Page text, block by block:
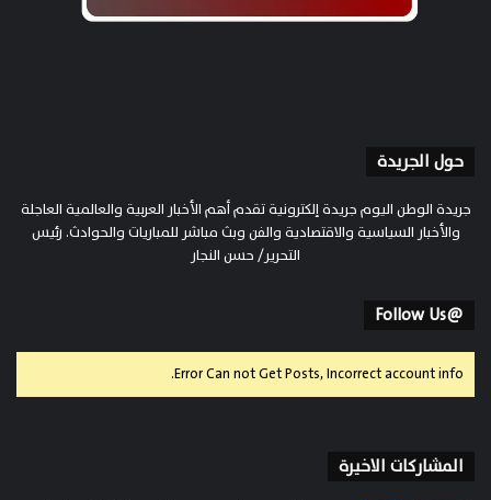
حول الجريدة
جريدة الوطن اليوم جريدة إلكترونية تقدم أهم الأخبار العربية والعالمية العاجلة
والأخبار السياسية والاقتصادية والفن وبث مباشر للمباريات والحوادث. رئيس
التحرير/ حسن النجار
@Follow Us
Error Can not Get Posts, Incorrect account info.
المشاركات الاخيرة